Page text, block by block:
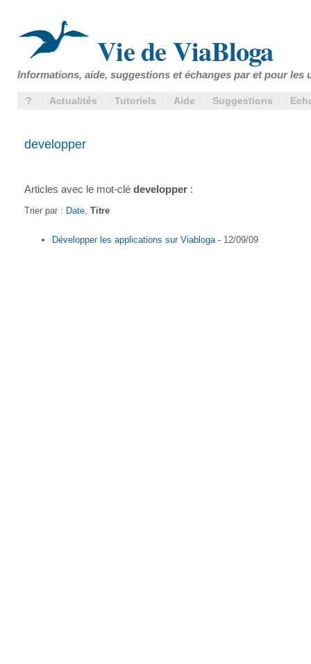
Vie de ViaBloga
Informations, aide, suggestions et échanges par et pour les
? Actualités Tutoriels Aide Suggestions
developper
Articles avec le mot-clé developper :
Trier par : Date Titre
Développer les applications sur Viabloga- 12/09/09